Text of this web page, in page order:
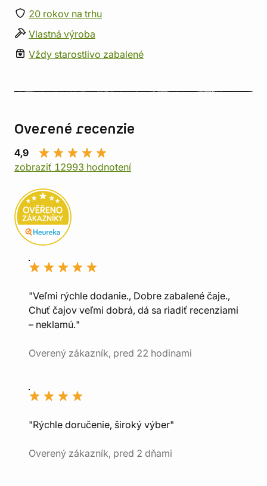
20 rokov na trhu
Vlastná výroba
Vždy starostlivo zabalené
Overené recenzie
4,9
zobraziť 12993 hodnotení
"Veľmi rýchle dodanie., Dobre zabalené čaje.,
Chuť čajov veľmi dobrá, dá sa riadiť recenziami
– neklamú."
Overený zákazník, pred 22 hodinami
"Rýchle doručenie, široký výber"
Overený zákazník, pred 2 dňami